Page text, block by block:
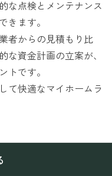
な点検とメンテナンス
きます。
者からの見積もり比
資金計画の立案が、
トです。
て快適なマイホームラ